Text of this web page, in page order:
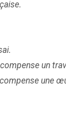
un
une